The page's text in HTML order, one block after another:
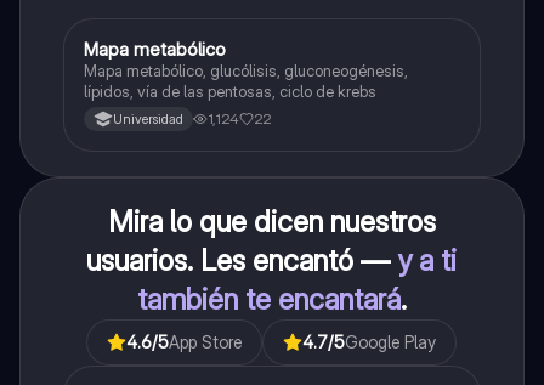
Biología
Mapa metabólico
Mapa metabólico, glucólisis, gluconeogénesis,
lípidos, vía de las pentosas, ciclo de krebs
Universidad 1,124 22
Mira lo que dicen nuestros
usuarios. Les encantó —y a ti
también te encantará.
4.6/5App Store 4.7/5Google Play